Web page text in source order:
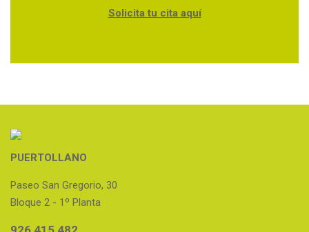
Solicita tu cita aquí
PUERTOLLANO
Paseo San Gregorio, 30
Bloque 2 - 1º Planta